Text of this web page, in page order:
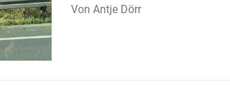
Antje Dörr